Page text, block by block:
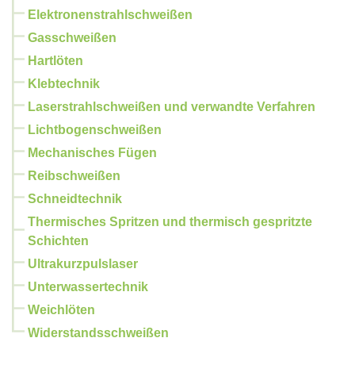
Elektronenstrahlschweißen
Gasschweißen
Hartlöten
Klebtechnik
Laserstrahlschweißen und verwandte Verfahren
Lichtbogenschweißen
Mechanisches Fügen
Reibschweißen
Schneidtechnik
Thermisches Spritzen und thermisch gespritzte
Schichten
Ultrakurzpulslaser
Unterwassertechnik
Weichlöten
Widerstandsschweißen